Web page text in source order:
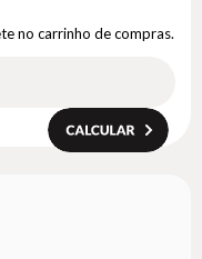
no carrinho de compras.